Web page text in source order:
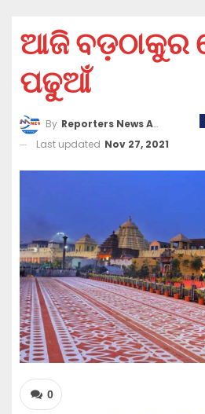
ଆଜି ବଡ଼ଠାକୁର
ପଢୁଆଁ
By Reporters News Agency
Last updated Nov 27, 2021
0